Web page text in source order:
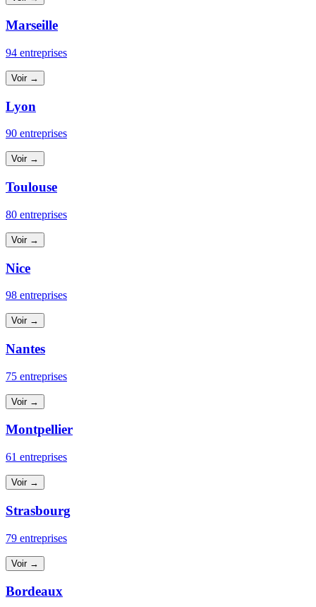
Marseille
94 entreprises
Voir →
Lyon
90 entreprises
Voir →
Toulouse
80 entreprises
Voir →
Nice
98 entreprises
Voir →
Nantes
75 entreprises
Voir →
Montpellier
61 entreprises
Voir →
Strasbourg
79 entreprises
Voir →
Bordeaux